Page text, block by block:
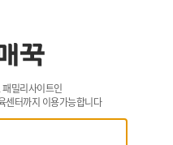
밀리사이트인
센터까지 이용가능합니다